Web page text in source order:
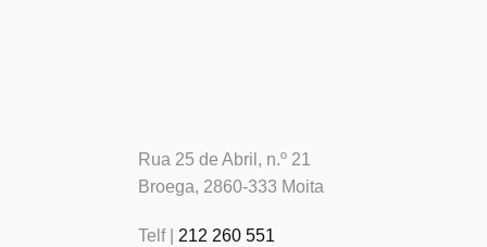
Rua 25 de Abril, n.º 21
Broega, 2860-333 Moita
Telf | 212 260 551